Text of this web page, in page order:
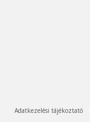
Adatkezelési tájékoztató